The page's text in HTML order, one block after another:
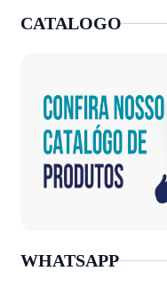
CATALOGO
WHATSAPP